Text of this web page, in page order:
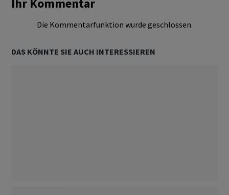
Ihr Kommentar
Die Kommentarfunktion wurde geschlossen.
DAS KÖNNTE SIE AUCH INTERESSIEREN